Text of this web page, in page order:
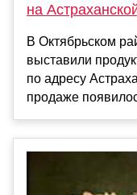
на
В Октябрьском
выставили
по адресу
продаже